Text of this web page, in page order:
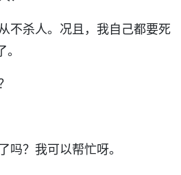
杀人。况且，我自己都要死
？我可以帮忙呀。